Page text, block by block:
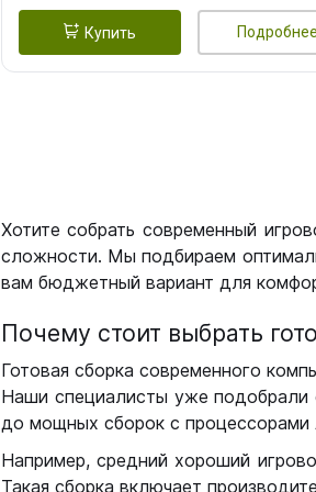
Купить Подробнее
Хотите собрать современный
сложности. Мы подбираем
вам бюджетный вариант для
Почему стоит выбрать
Готовая сборка современного
Наши специалисты уже подобрали
до мощных сборок с процессорами
Например, средний хороший
Такая сборка включает